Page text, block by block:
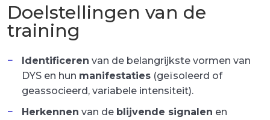
Doelstellingen van de
training
Identificeren van de belangrijkste vormen van
DYS en hun manifestaties (geïsoleerd of
geassocieerd, variabele intensiteit).
Herkennen van de blijvende signalen en